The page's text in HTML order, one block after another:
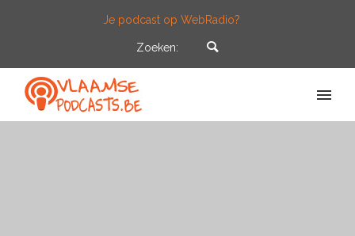
Je podcast op WebRadio?
Zoeken: